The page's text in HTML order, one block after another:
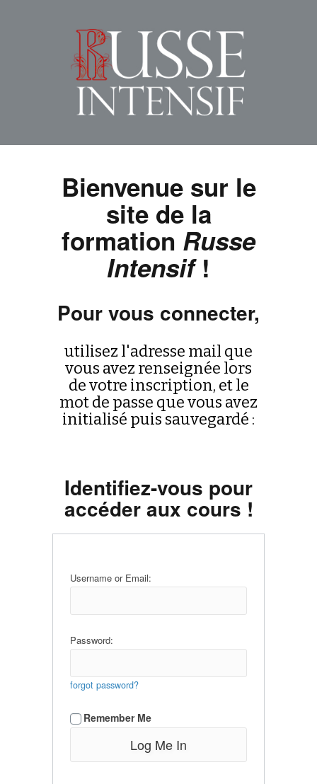
Bienvenue sur le
site de la
formation Russe
Intensif!
Pour vous connecter,
utilisez l'adresse mail que
vous avez renseignée lors
de votre inscription, et le
mot de passe que vous avez
initialisé puis sauvegardé :
Identifiez-vous pour
accéder aux cours !
Username or Email:
Password:
forgot password?
Remember Me